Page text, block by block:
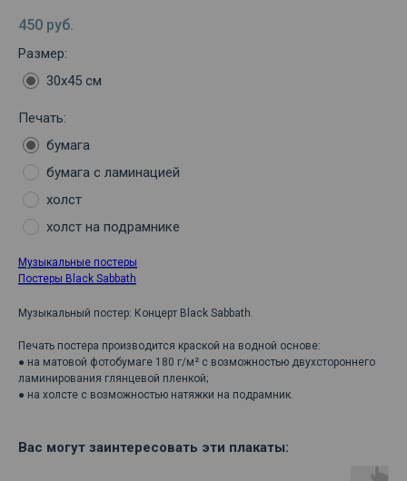
450 руб.
Размер:
30х45 см
Печать:
бумага
бумага с ламинацией
холст
холст на подрамнике
Музыкальные постеры
Постеры Black Sabbath
Музыкальный постер: Концерт Black Sabbath.
Печать постера производится краской на водной основе:
● на матовой фотобумаге 180 г/м² с возможностью двухстороннего
ламинирования глянцевой пленкой;
● на холсте с возможностью натяжки на подрамник.
Вас могут заинтересовать эти плакаты: